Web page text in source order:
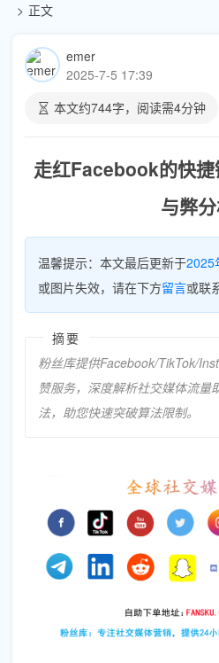
正文
emer
2025-7-5 17:39
本文约744字，阅读需4分钟
走红Facebook的快
与弊
温馨提示：本文最后更新于2025
或图片失效，请在下方留言或联
摘要
粉丝库提供Facebook/TikTok/
赞服务，深度解析社交媒体流量
法，助您快速突破算法限制。